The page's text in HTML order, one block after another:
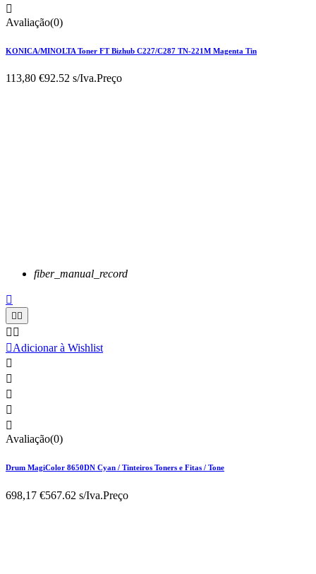

Avaliação(0)
KONICA/MINOLTA Toner FT Bizhub C227/C287 TN-221M Magenta Tin
113,80 €92.52 s/Iva.Preço
fiber_manual_record

 
 
Adicionar à Wishlist





Avaliação(0)
Drum MagiColor 8650DN Cyan / Tinteiros Toners e Fitas / Tone
698,17 €567.62 s/Iva.Preço